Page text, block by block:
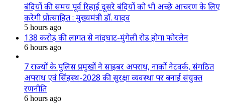
बंदियों की समय पूर्व रिहाई दूसरे बंदियों को भी अच्छे आचरण के लिए
करेगी प्रोत्साहित : मुख्यमंत्री डॉ. यादव
5 hours ago
138 करोड़ की लागत से नांदघाट-मुंगेली रोड होगा फोरलेन
6 hours ago
7 राज्यों के पुलिस प्रमुखों ने साइबर अपराध, नार्को नेटवर्क, संगठित
अपराध एवं सिंहस्थ-2028 की सुरक्षा व्यवस्था पर बनाई संयुक्त
रणनीति
6 hours ago